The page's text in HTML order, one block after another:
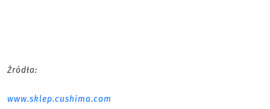
Źródła:
www.sklep.cushima.com